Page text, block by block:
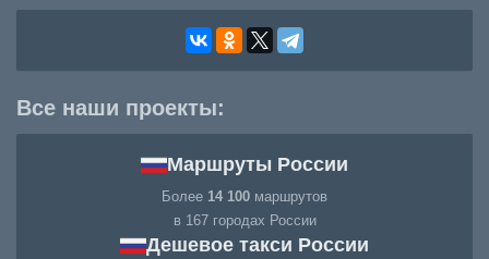
Все наши проекты:
Маршруты России
Более 14 100 маршрутов
в 167 городах России
Дешевое такси России